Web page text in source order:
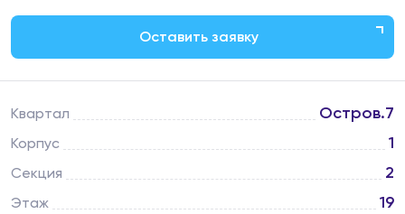
Квартал Остров.7
Корпус 1
Секция 2
Этаж 19
Оставить заявку